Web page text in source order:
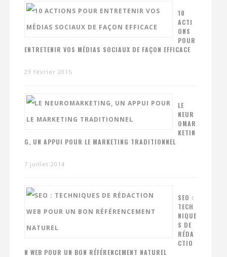
10
ACTI
ONS
POUR
ENTRETENIR VOS MÉDIAS SOCIAUX DE FAÇON EFFICACE
23 février 2015
LE
NEUR
OMAR
KETIN
G, UN APPUI POUR LE MARKETING TRADITIONNEL
7 juillet 2014
SEO :
TECH
NIQUE
S DE
RÉDA
CTIO
N WEB POUR UN BON RÉFÉRENCEMENT NATUREL